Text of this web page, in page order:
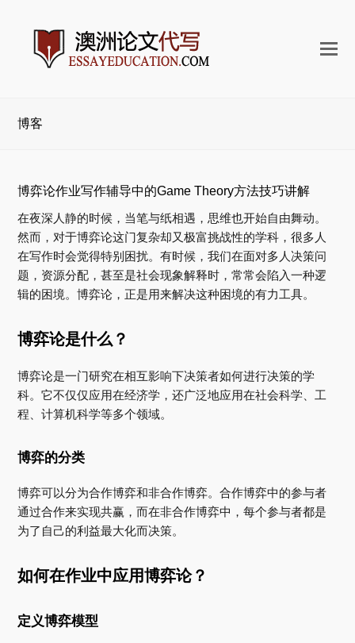
打
博客
博弈论作业写作辅导中的Game Theory方法技巧讲解
在夜深人静的时候，当笔与纸相遇，思维也开始自由舞动。
然而，对于博弈论这门复杂却又极富挑战性的学科，很多人
在写作时会觉得特别困扰。有时候，我们在面对多人决策问
题，资源分配，甚至是社会现象解释时，常常会陷入一种逻
辑的困境。博弈论，正是用来解决这种困境的有力工具。
博弈论是什么？
博弈论是一门研究在相互影响下决策者如何进行决策的学
科。它不仅仅应用在经济学，还广泛地应用在社会科学、工
程、计算机科学等多个领域。
博弈的分类
博弈可以分为合作博弈和非合作博弈。合作博弈中的参与者
通过合作来实现共赢，而在非合作博弈中，每个参与者都是
为了自己的利益最大化而决策。
如何在作业中应用博弈论？
定义博弈模型